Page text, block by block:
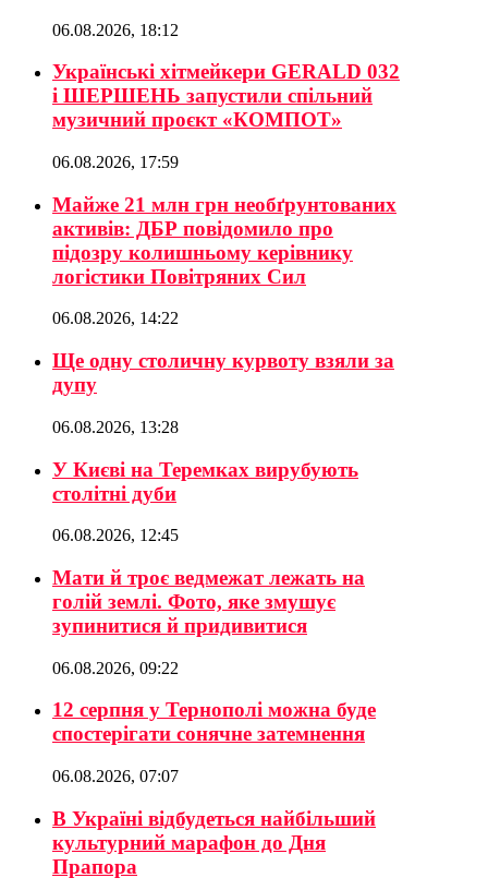
06.08.2026, 18:12
Українські хітмейкери GERALD 032
і ШЕРШЕНЬ запустили спільний
музичний проєкт «КОМПОТ»
06.08.2026, 17:59
Майже 21 млн грн необґрунтованих
активів: ДБР повідомило про
підозру колишньому керівнику
логістики Повітряних Сил
06.08.2026, 14:22
Ще одну столичну курвоту взяли за
дупу
06.08.2026, 13:28
У Києві на Теремках вирубують
столітні дуби
06.08.2026, 12:45
Мати й троє ведмежат лежать на
голій землі. Фото, яке змушує
зупинитися й придивитися
06.08.2026, 09:22
12 серпня у Тернополі можна буде
спостерігати сонячне затемнення
06.08.2026, 07:07
В Україні відбудеться найбільший
культурний марафон до Дня
Прапора